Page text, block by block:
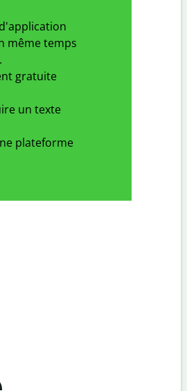
même temps
gratuite
un texte
plateforme